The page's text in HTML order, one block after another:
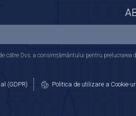
către Dvs. a consimțământului pentru
(GDPR) Politica de utilizare a Cookie-